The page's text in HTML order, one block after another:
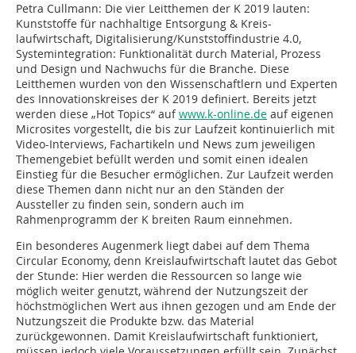
Petra Cullmann: Die vier Leitthemen der K 2019 lauten:
Kunststoffe für nachhaltige Entsorgung & Kreis-
laufwirtschaft, Digitalisierung/Kunststoffindustrie 4.0,
Systemintegration: Funktionalität durch Material, Prozess
und Design und Nachwuchs für die Branche. Diese
Leitthemen wurden von den Wissenschaftlern und Experten
des Innovationskreises der K 2019 definiert. Bereits jetzt
werden diese „Hot Topics“ aufwww.k-online.de auf eigenen
Microsites vorgestellt, die bis zur Laufzeit kontinuierlich mit
Video-Interviews, Fachartikeln und News zum jeweiligen
Themengebiet befüllt werden und somit einen idealen
Einstieg für die Besucher ermöglichen. Zur Laufzeit werden
diese Themen dann nicht nur an den Ständen der
Aussteller zu finden sein, sondern auch im
Rahmenprogramm der K breiten Raum einnehmen.
Ein besonderes Augenmerk liegt dabei auf dem Thema
Circular Economy, denn Kreislaufwirtschaft lautet das Gebot
der Stunde: Hier werden die Ressourcen so lange wie
möglich weiter genutzt, während der Nutzungszeit der
höchstmöglichen Wert aus ihnen gezogen und am Ende der
Nutzungszeit die Produkte bzw. das Material
zurückgewonnen. Damit Kreislaufwirtschaft funktioniert,